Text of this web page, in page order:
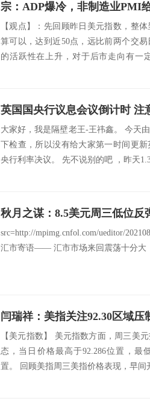
宗：ADP爆冷，非制造业PMI
【观点】：先回顾昨日美元指数，整
算可以，达到近50点，远比前两个交
的活跃性在上升，对于后市走向有一
英国国央行议息会议倒计时 注
大家好，我是隔壁老王-王祎鑫。 今天
下检查，所以没有给大家第一时间更
央行利率决议。 先不说别的吧 ，昨天
src=http://mpimg.cnfol.com/ueditor/
汇市寄语—— 汇市市场来回震荡十分大
闫瑞祥：美指关注92.30区域
【美元指数】 美元指数方面，周三美
态，当日价格最高于92.286位置，最
置。 回顾美指周三美指价格表现，早间